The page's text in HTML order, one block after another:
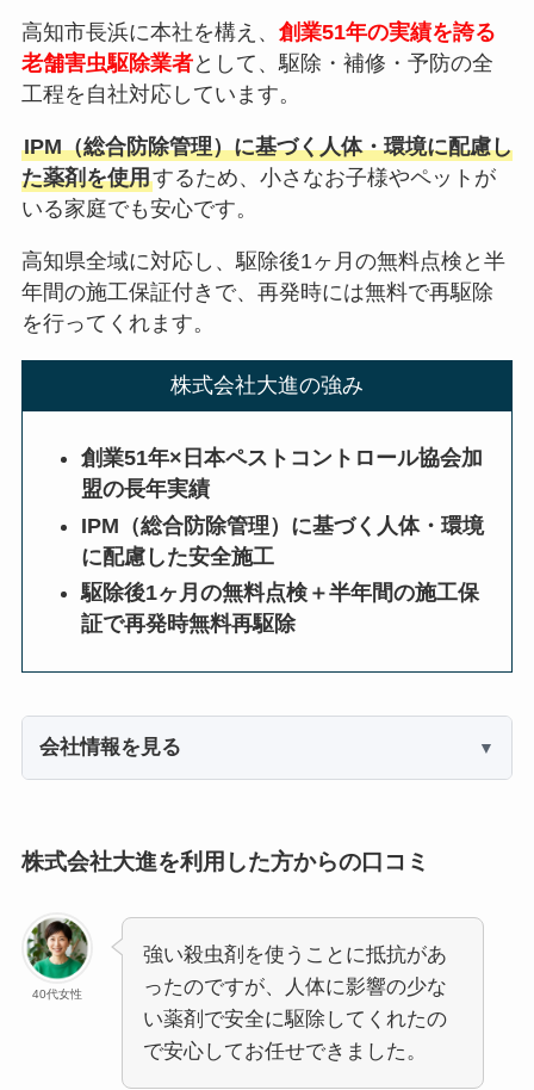
高知市長浜に本社を構え、 創業51年の実績を誇る
老舗害虫駆除業者として、駆除・補修・予防の全
工程を自社対応しています。
IPM（総合防除管理）に基づく人体・環境に配慮し
た薬剤を使用するため、小さなお子様やペットが
いる家庭でも安心です。
高知県全域に対応し、駆除後1ヶ月の無料点検と半
年間の施工保証付きで、再発時には無料で再駆除
を行ってくれます。
株式会社大進の強み
創業51年×日本ペストコントロール協会加
盟の長年実績
IPM（総合防除管理）に基づく人体・環境
に配慮した安全施工
駆除後1ヶ月の無料点検＋半年間の施工保
証で再発時無料再駆除
会社情報を見る
株式会社大進を利用した方からの口コミ
40代女性
強い殺虫剤を使うことに抵抗があ
ったのですが、人体に影響の少な
い薬剤で安全に駆除してくれたの
で安心してお任せできました。